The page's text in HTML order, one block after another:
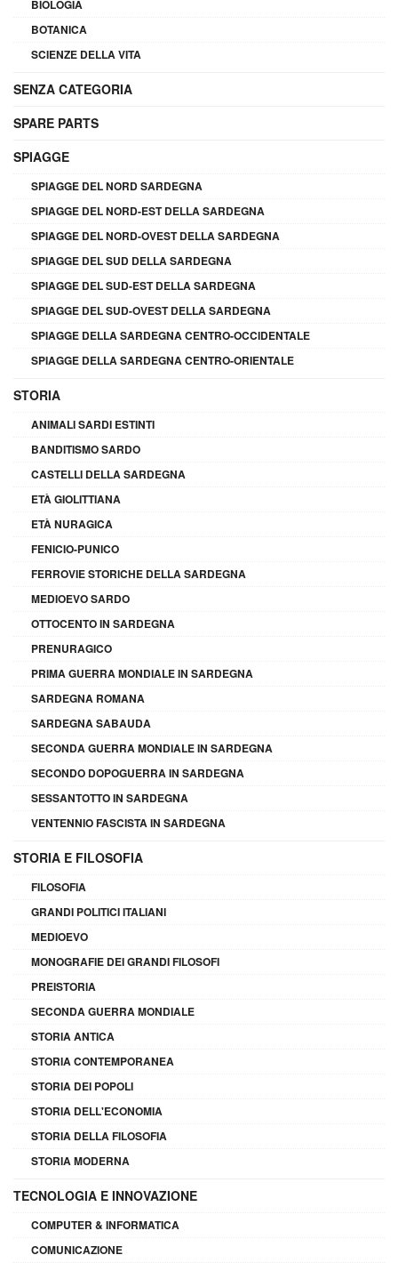
BIOLOGIA
BOTANICA
SCIENZE DELLA VITA
SENZA CATEGORIA
SPARE PARTS
SPIAGGE
SPIAGGE DEL NORD SARDEGNA
SPIAGGE DEL NORD-EST DELLA SARDEGNA
SPIAGGE DEL NORD-OVEST DELLA SARDEGNA
SPIAGGE DEL SUD DELLA SARDEGNA
SPIAGGE DEL SUD-EST DELLA SARDEGNA
SPIAGGE DEL SUD-OVEST DELLA SARDEGNA
SPIAGGE DELLA SARDEGNA CENTRO-OCCIDENTALE
SPIAGGE DELLA SARDEGNA CENTRO-ORIENTALE
STORIA
ANIMALI SARDI ESTINTI
BANDITISMO SARDO
CASTELLI DELLA SARDEGNA
ETÀ GIOLITTIANA
ETÀ NURAGICA
FENICIO-PUNICO
FERROVIE STORICHE DELLA SARDEGNA
MEDIOEVO SARDO
OTTOCENTO IN SARDEGNA
PRENURAGICO
PRIMA GUERRA MONDIALE IN SARDEGNA
SARDEGNA ROMANA
SARDEGNA SABAUDA
SECONDA GUERRA MONDIALE IN SARDEGNA
SECONDO DOPOGUERRA IN SARDEGNA
SESSANTOTTO IN SARDEGNA
VENTENNIO FASCISTA IN SARDEGNA
STORIA E FILOSOFIA
FILOSOFIA
GRANDI POLITICI ITALIANI
MEDIOEVO
MONOGRAFIE DEI GRANDI FILOSOFI
PREISTORIA
SECONDA GUERRA MONDIALE
STORIA ANTICA
STORIA CONTEMPORANEA
STORIA DEI POPOLI
STORIA DELL'ECONOMIA
STORIA DELLA FILOSOFIA
STORIA MODERNA
TECNOLOGIA E INNOVAZIONE
COMPUTER & INFORMATICA
COMUNICAZIONE